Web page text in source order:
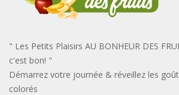
" Les Petits Plaisirs AU BONHEUR DES
c'est bon! "
Démarrez votre journée & réveillez les
colorés